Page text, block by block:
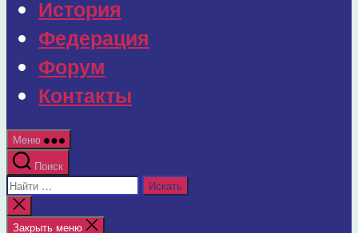
История
Федерация
Форум
Контакты
Меню
Поиск
Поиск:
Закрыть
поиск
Закрыть меню